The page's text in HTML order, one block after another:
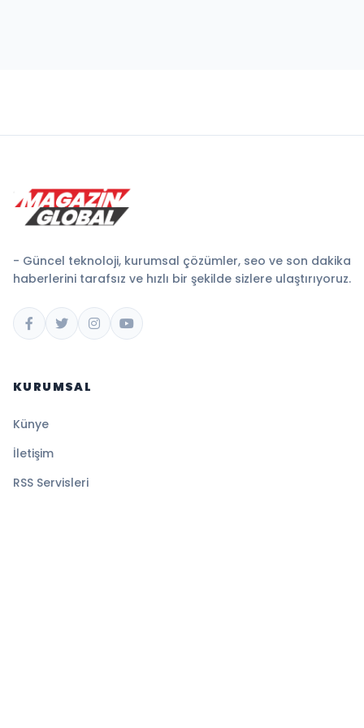
- Güncel teknoloji, kurumsal çözümler, seo ve son dakika
haberlerini tarafsız ve hızlı bir şekilde sizlere ulaştırıyoruz.
KURUMSAL
Künye
İletişim
RSS Servisleri